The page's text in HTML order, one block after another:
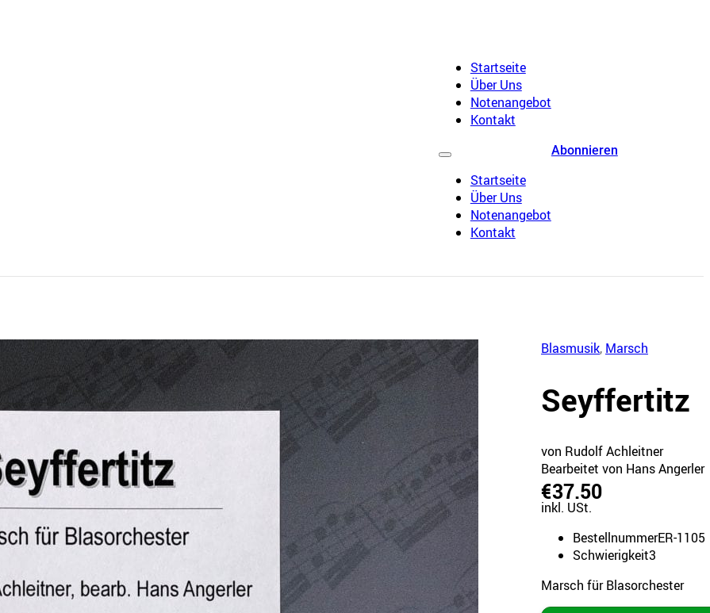
Startseite
Über Uns
Notenangebot
Kontakt
Startseite
Über Uns
Notenangebot
Kontakt
Abonnieren
Blasmusik, Marsch
Seyffertitz
von Rudolf Achleitner
Bearbeitet von Hans Angerler
€37.50
inkl. USt.
BestellnummerER-1105
Schwierigkeit3
Marsch für Blasorchester